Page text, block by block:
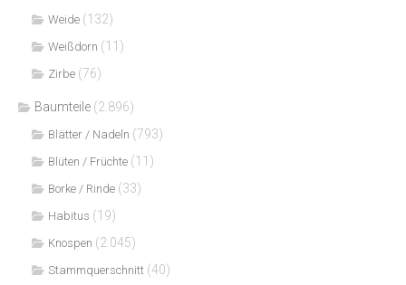
Weide (132)
Weißdorn (11)
Zirbe (76)
Baumteile (2.896)
Blätter / Nadeln (793)
Blüten / Früchte (11)
Borke / Rinde (33)
Habitus (19)
Knospen (2.045)
Stammquerschnitt (40)